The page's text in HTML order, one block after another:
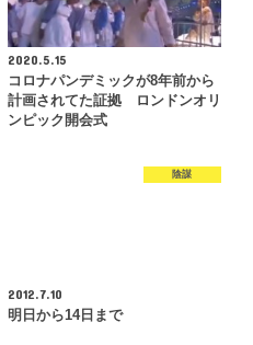
2020.5.15
コロナパンデミックが8年前から
計画されてた証拠 ロンドンオリ
ンピック開会式
陰謀
2012.7.10
明日から14日まで